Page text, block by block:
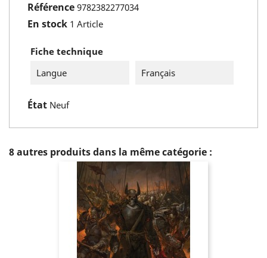
Référence 9782382277034
En stock 1 Article
Fiche technique
Langue
Français
État Neuf
8 autres produits dans la même catégorie :